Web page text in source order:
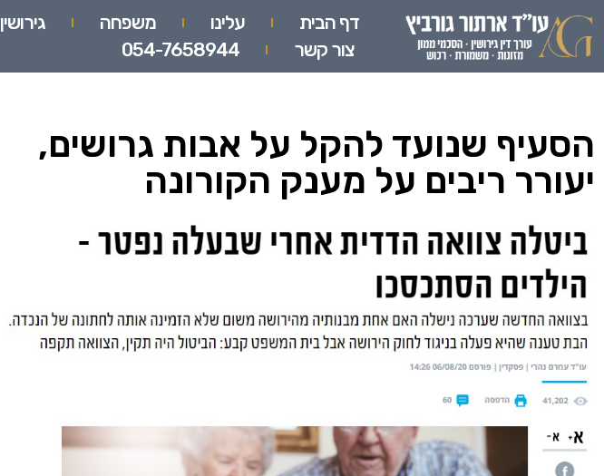
דף הבית עלינו משפחה גירושין
צור קשר
054-7658944
הסעיף שנועד להקל על אבות גרושים,
יעורר ריבים על מענק הקורונה